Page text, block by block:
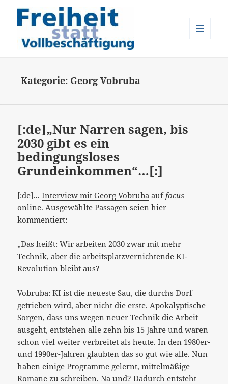
Kategorie: Georg Vobruba
[:de]„Nur Narren sagen, bis
2030 gibt es ein
bedingungsloses
Grundeinkommen“…[:]
[:de]…Interview mit Georg Vobruba auf focus
online. Ausgewählte Passagen seien hier
kommentiert:
„Das heißt: Wir arbeiten 2030 zwar mit mehr
Technik, aber die arbeitsplatzvernichtende KI-
Revolution bleibt aus?
Vobruba: KI ist die neueste Sau, die durchs Dorf
getrieben wird, aber nicht die erste. Apokalyptische
Sorgen, dass uns wegen neuer Technik die Arbeit
ausgeht, entstehen alle zehn bis 15 Jahre und waren
schon viel weiter verbreitet als heute. In den 1980er-
und 1990er-Jahren glaubten das so gut wie alle. Nun
haben einige Programme gelernt, mittelmäßige
Romane zu schreiben. Na und? Dadurch entsteht